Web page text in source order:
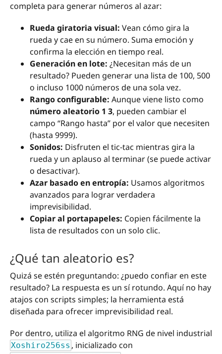
completa para generar números al azar:
Rueda giratoria visual: Vean cómo gira la
rueda y cae en su número. Suma emoción y
confirma la elección en tiempo real.
Generación en lote: ¿Necesitan más de un
resultado? Pueden generar una lista de 100, 500
o incluso 1000 números de una sola vez.
Rango configurable: Aunque viene listo como
número aleatorio 1 3, pueden cambiar el
campo “Rango hasta” por el valor que necesiten
(hasta 9999).
Sonidos: Disfruten el tic-tac mientras gira la
rueda y un aplauso al terminar (se puede activar
o desactivar).
Azar basado en entropía: Usamos algoritmos
avanzados para lograr verdadera
imprevisibilidad.
Copiar al portapapeles: Copien fácilmente la
lista de resultados con un solo clic.
¿Qué tan aleatorio es?
Quizá se estén preguntando: ¿puedo confiar en este
resultado? La respuesta es un sí rotundo. Aquí no hay
atajos con scripts simples; la herramienta está
diseñada para ofrecer imprevisibilidad real.
Por dentro, utiliza el algoritmo RNG de nivel industrial
Xoshiro256ss , inicializado con